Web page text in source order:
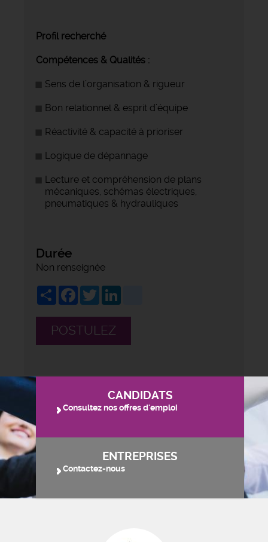
Profil recherché
Compétences & Qualités :
Sens de l’organisation & rigueur
Bon relationnel & esprit d’équipe
Réactivité & capacité à prioriser
Logique de dépannage
Lecture et compréhension de plans
mécaniques, schémas électriques,
pneumatiques & hydrauliques
Durée
Non renseignée
ShareFacebook
Twitter
POSTULEZ
CANDIDATS
Consultez nos offres d'emploi
ENTREPRISES
Contactez-nous